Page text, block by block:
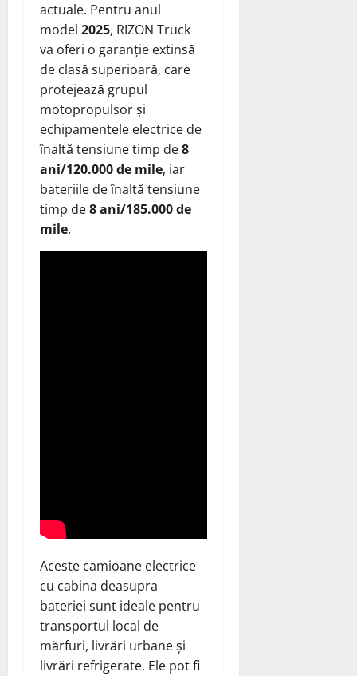
actuale. Pentru anul
model 2025, RIZON Truck
va oferi o garanție extinsă
de clasă superioară, care
protejează grupul
motopropulsor și
echipamentele electrice de
înaltă tensiune timp de8
ani/120.000 de mile, iar
bateriile de înaltă tensiune
timp de8 ani/185.000 de
mile.
Aceste camioane electrice
cu cabina deasupra
bateriei sunt ideale pentru
transportul local de
mărfuri, livrări urbane și
livrări refrigerate. Ele pot fi